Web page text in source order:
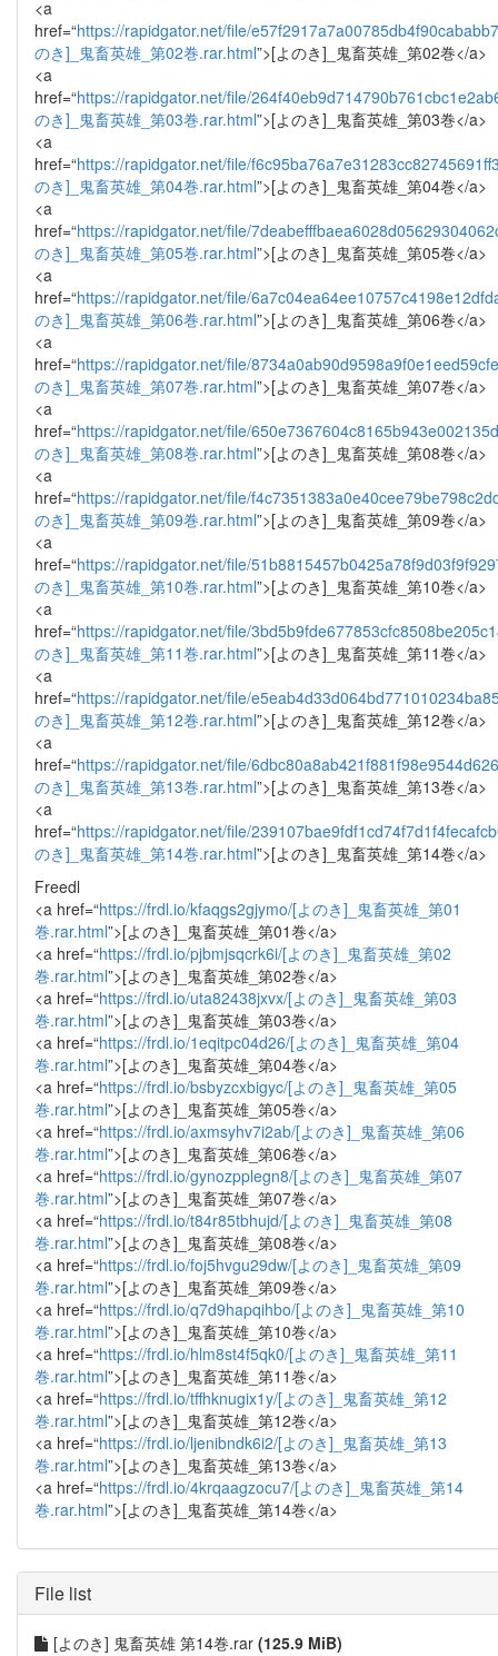
<a
href=“https://rapidgator.net/file/
のき]_鬼畜英雄_第02巻.rar.html”>[よのき]_鬼畜英雄_第02巻</a>
<a
href=“https://rapidgator.net/file/
のき]_鬼畜英雄_第03巻.rar.html”>[よのき]_鬼畜英雄_第03巻</a>
<a
href=“https://rapidgator.net/file/
のき]_鬼畜英雄_第04巻.rar.html”>[よのき]_鬼畜英雄_第04巻</a>
<a
href=“https://rapidgator.net/file/
のき]_鬼畜英雄_第05巻.rar.html”>[よのき]_鬼畜英雄_第05巻</a>
<a
href=“https://rapidgator.net/file/
のき]_鬼畜英雄_第06巻.rar.html”>[よのき]_鬼畜英雄_第06巻</a>
<a
href=“https://rapidgator.net/file/
のき]_鬼畜英雄_第07巻.rar.html”>[よのき]_鬼畜英雄_第07巻</a>
<a
href=“https://rapidgator.net/file/
のき]_鬼畜英雄_第08巻.rar.html”>[よのき]_鬼畜英雄_第08巻</a>
<a
href=“https://rapidgator.net/file/
のき]_鬼畜英雄_第09巻.rar.html”>[よのき]_鬼畜英雄_第09巻</a>
<a
href=“https://rapidgator.net/file/
のき]_鬼畜英雄_第10巻.rar.html”>[よのき]_鬼畜英雄_第10巻</a>
<a
href=“https://rapidgator.net/file/
のき]_鬼畜英雄_第11巻.rar.html”>[よのき]_鬼畜英雄_第11巻</a>
<a
href=“https://rapidgator.net/file/
のき]_鬼畜英雄_第12巻.rar.html”>[よのき]_鬼畜英雄_第12巻</a>
<a
href=“https://rapidgator.net/file/
のき]_鬼畜英雄_第13巻.rar.html”>[よのき]_鬼畜英雄_第13巻</a>
<a
href=“https://rapidgator.net/file/
のき]_鬼畜英雄_第14巻.rar.html”>[よのき]_鬼畜英雄_第14巻</a>
Freedl
<a href=“https://frdl.io/kfaqgs2gjymo/[よのき]_鬼畜英雄_第01
巻.rar.html”>[よのき]_鬼畜英雄_第01巻</a>
<a href=“https://frdl.io/pjbmjsqcrk6i/[よのき]_鬼畜英雄_第02
巻.rar.html”>[よのき]_鬼畜英雄_第02巻</a>
<a href=“https://frdl.io/uta82438jxvx/[よのき]_鬼畜英雄_第03
巻.rar.html”>[よのき]_鬼畜英雄_第03巻</a>
<a href=“https://frdl.io/1eqitpc04d26/[よのき]_鬼畜英雄_第04
巻.rar.html”>[よのき]_鬼畜英雄_第04巻</a>
<a href=“https://frdl.io/bsbyzcxbigyc/[よのき]_鬼畜英雄_第05
巻.rar.html”>[よのき]_鬼畜英雄_第05巻</a>
<a href=“https://frdl.io/axmsyhv7i2ab/[よのき]_鬼畜英雄_第06
巻.rar.html”>[よのき]_鬼畜英雄_第06巻</a>
<a href=“https://frdl.io/gynozpplegn8/[よのき]_鬼畜英雄_第07
巻.rar.html”>[よのき]_鬼畜英雄_第07巻</a>
<a href=“https://frdl.io/t84r85tbhujd/[よのき]_鬼畜英雄_第08
巻.rar.html”>[よのき]_鬼畜英雄_第08巻</a>
<a href=“https://frdl.io/foj5hvgu29dw/[よのき]_鬼畜英雄_第09
巻.rar.html”>[よのき]_鬼畜英雄_第09巻</a>
<a href=“https://frdl.io/q7d9hapqihbo/[よのき]_鬼畜英雄_第10
巻.rar.html”>[よのき]_鬼畜英雄_第10巻</a>
<a href=“https://frdl.io/hlm8st4f5qk0/[よのき]_鬼畜英雄_第11
巻.rar.html”>[よのき]_鬼畜英雄_第11巻</a>
<a href=“https://frdl.io/tffhknugix1y/[よのき]_鬼畜英雄_第12
巻.rar.html”>[よのき]_鬼畜英雄_第12巻</a>
<a href=“https://frdl.io/ljenibndk6i2/[よのき]_鬼畜英雄_第13
巻.rar.html”>[よのき]_鬼畜英雄_第13巻</a>
<a href=“https://frdl.io/4krqaagzocu7/[よのき]_鬼畜英雄_第14
巻.rar.html”>[よのき]_鬼畜英雄_第14巻</a>
File list
[よのき] 鬼畜英雄 第14巻.rar (125.9 MiB)